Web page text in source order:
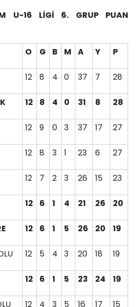
U-16 LİGİ 6. GRUP PUAN
O G B M A Y P
12 8 4 0 37 7 28
12 8 4 0 31 8 28
12 9 0 3 37 17 27
12 8 3 1 23 6 27
12 7 2 3 26 15 23
12 6 1 4 21 26 20
12 6 1 5 26 20 19
12 5 4 3 20 18 19
12 6 1 5 23 24 19
12 4 3 5 16 17 15